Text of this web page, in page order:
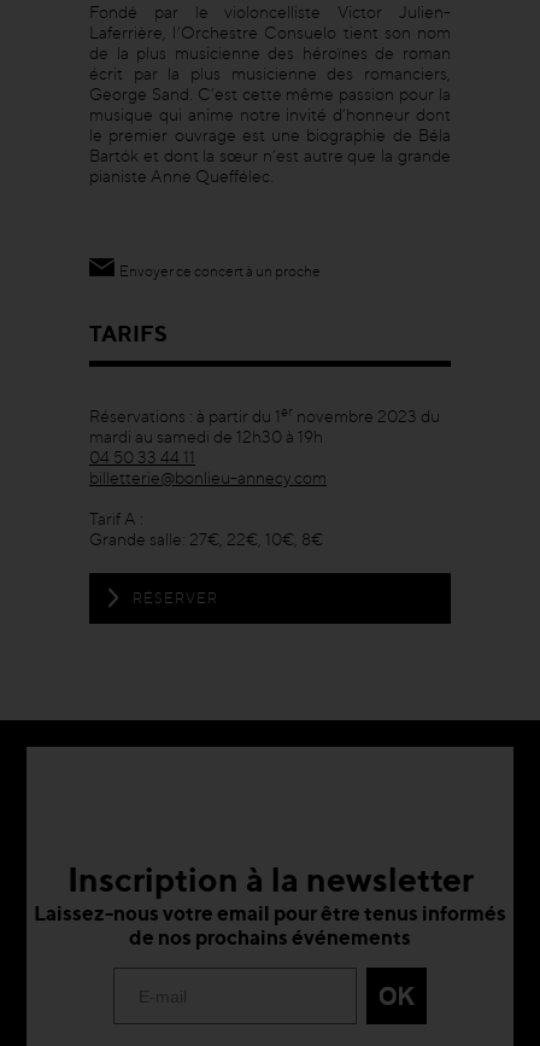
Fondé par le violoncelliste Victor Julien-
Laferrière, l’Orchestre Consuelo tient son nom
de la plus musicienne des héroïnes de roman
écrit par la plus musicienne des romanciers,
George Sand. C’est cette même passion pour la
musique qui anime notre invité d’honneur dont
le premier ouvrage est une biographie de Béla
Bartók et dont la sœur n’est autre que la grande
pianiste Anne Queffélec.
Envoyer ce concert à un proche
TARIFS
Réservations : à partir du 1er novembre 2023 du
mardi au samedi de 12h30 à 19h
04 50 33 44 11
billetterie@bonlieu-annecy.com
Tarif A :
Grande salle: 27€, 22€, 10€, 8€
RÉSERVER
Inscription à la newsletter
Laissez-nous votre email pour être tenus informés
de nos prochains événements